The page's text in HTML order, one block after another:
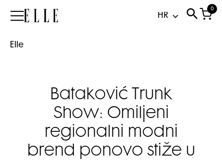
Elle
0
Elle
Bataković Trunk
Show: Omiljeni
regionalni modni
brend ponovo stiže u